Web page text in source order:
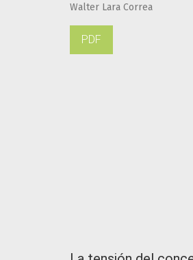
Walter Lara Correa
PDF